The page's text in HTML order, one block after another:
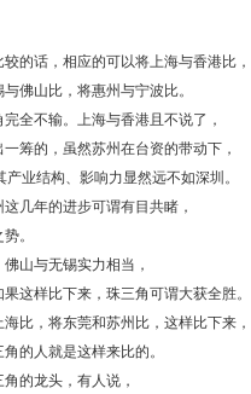
的话，相应的可以将上海与香港比，
佛山比，将惠州与宁波比。
全不输。上海与香港且不说了，
筹的，虽然苏州在台资的带动下，
业结构、影响力显然远不如深圳。
几年的进步可谓有目共睹，
。
山与无锡实力相当，
这样比下来，珠三角可谓大获全胜。
比，将东莞和苏州比，这样比下来，
的人就是这样来比的。
的龙头，有人说，